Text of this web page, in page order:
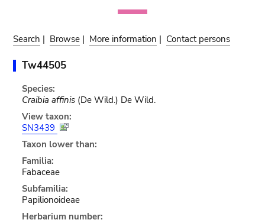
Search | Browse | More information | Contact persons
Tw44505
Species:
Craibia affinis(De Wild.) De Wild.
View taxon:
SN3439
Taxon lower than:
Familia:
Fabaceae
Subfamilia:
Papilionoideae
Herbarium number: